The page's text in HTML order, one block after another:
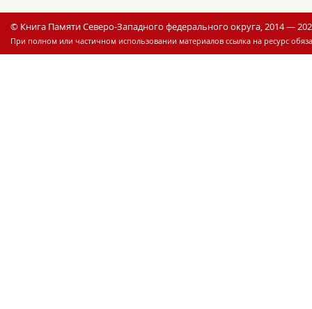
© Книга Памяти Северо-Западного федерального округа, 2014 —
При полном или частичном использовании материалов ссылка на ресурс